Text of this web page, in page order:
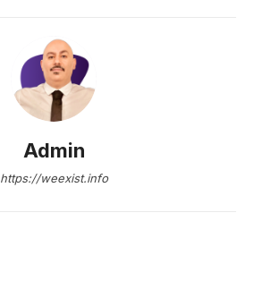
Admin
https://weexist.info